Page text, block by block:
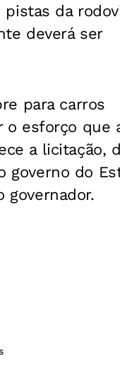
da
deverá ser
para carros
o esforço que
a licitação,
governo do
governador.